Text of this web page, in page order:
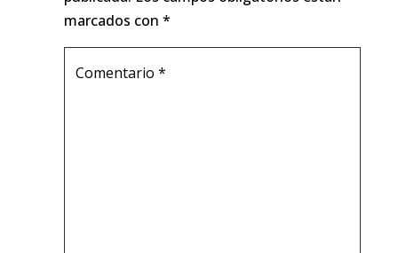
marcados con *